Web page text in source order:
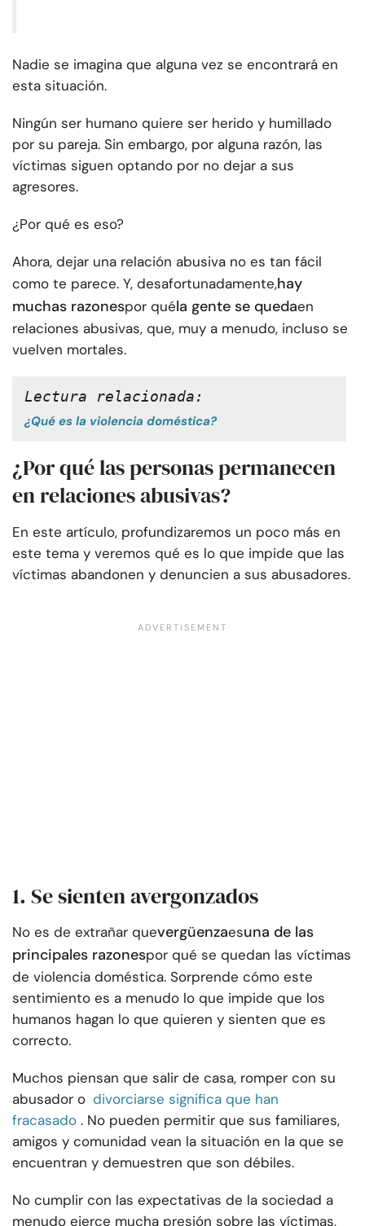
Nadie se imagina que alguna vez se encontrará en
esta situación.
Ningún ser humano quiere ser herido y humillado
por su pareja. Sin embargo, por alguna razón, las
víctimas siguen optando por no dejar a sus
agresores.
¿Por qué es eso?
Ahora, dejar una relación abusiva no es tan fácil
como te parece. Y, desafortunadamente,hay
muchas razonespor quéla gente se quedaen
relaciones abusivas, que, muy a menudo, incluso se
vuelven mortales.
Lectura relacionada:
¿Qué es la violencia doméstica?
¿Por qué las personas permanecen
en relaciones abusivas?
En este artículo, profundizaremos un poco más en
este tema y veremos qué es lo que impide que las
víctimas abandonen y denuncien a sus abusadores.
1. Se sienten avergonzados
No es de extrañar quevergüenzaesuna de las
principales razonespor qué se quedan las víctimas
de violencia doméstica. Sorprende cómo este
sentimiento es a menudo lo que impide que los
humanos hagan lo que quieren y sienten que es
correcto.
Muchos piensan que salir de casa, romper con su
abusador o divorciarse significa que han
fracasado . No pueden permitir que sus familiares,
amigos y comunidad vean la situación en la que se
encuentran y demuestren que son débiles.
No cumplir con las expectativas de la sociedad a
menudo ejerce mucha presión sobre las víctimas,